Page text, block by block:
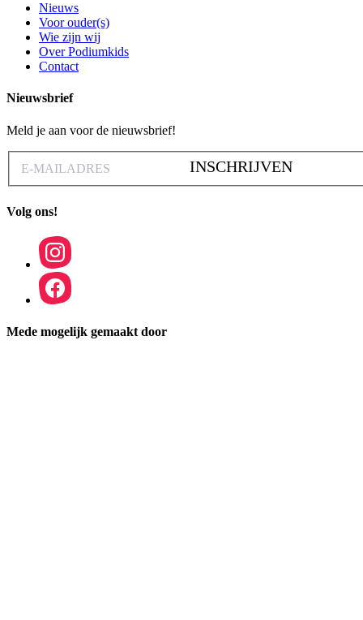
Nieuws
Voor ouder(s)
Wie zijn wij
Over Podiumkids
Contact
Nieuwsbrief
Meld je aan voor de nieuwsbrief!
INSCHRIJVEN
Volg ons!
Mede mogelijk gemaakt door